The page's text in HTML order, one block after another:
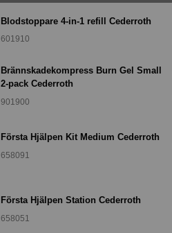
Blodstoppare 4-in-1 refill Cederroth
601910
Brännskadekompress Burn Gel Small
2-pack Cederroth
901900
Första Hjälpen Kit Medium Cederroth
658091
Första Hjälpen Station Cederroth
658051